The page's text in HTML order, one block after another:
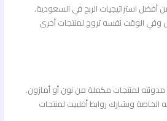
أفضل استراتيجيات الربح في السعودية.
وفي الوقت نفسه تروج لمنتجات أخرى
مدونته لمنتجات مكملة من نون أو أمازون.
الخاصة ويشارك روابط أفلييت لمنتجات